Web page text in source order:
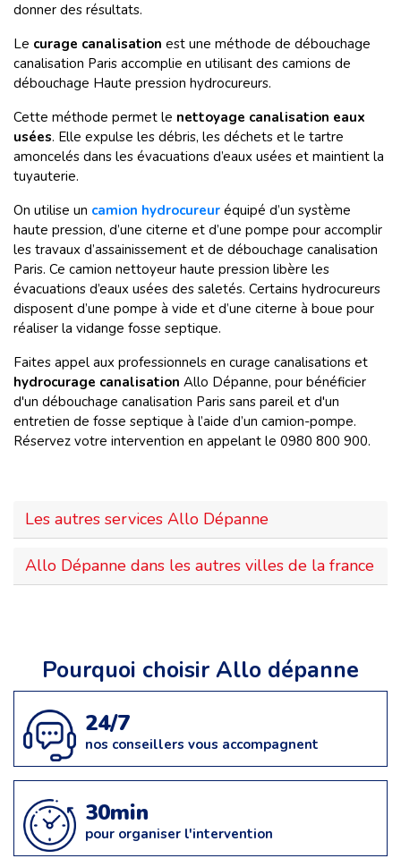
donner des résultats.
Le curage canalisation est une méthode de débouchage
canalisation Paris accomplie en utilisant des camions de
débouchage Haute pression hydrocureurs.
Cette méthode permet le nettoyage canalisation eaux
usées. Elle expulse les débris, les déchets et le tartre
amoncelés dans les évacuations d’eaux usées et maintient la
tuyauterie.
On utilise un camion hydrocureur équipé d’un système
haute pression, d’une citerne et d’une pompe pour accomplir
les travaux d’assainissement et de débouchage canalisation
Paris. Ce camion nettoyeur haute pression libère les
évacuations d’eaux usées des saletés. Certains hydrocureurs
disposent d’une pompe à vide et d’une citerne à boue pour
réaliser la vidange fosse septique.
Faites appel aux professionnels en curage canalisations et
hydrocurage canalisation Allo Dépanne, pour bénéficier
d'un débouchage canalisation Paris sans pareil et d'un
entretien de fosse septique à l’aide d’un camion-pompe.
Réservez votre intervention en appelant le 0980 800 900.
Les autres services Allo Dépanne
Allo Dépanne dans les autres villes de la france
Pourquoi choisir Allo dépanne
24/7
nos conseillers vous accompagnent
30min
pour organiser l'intervention